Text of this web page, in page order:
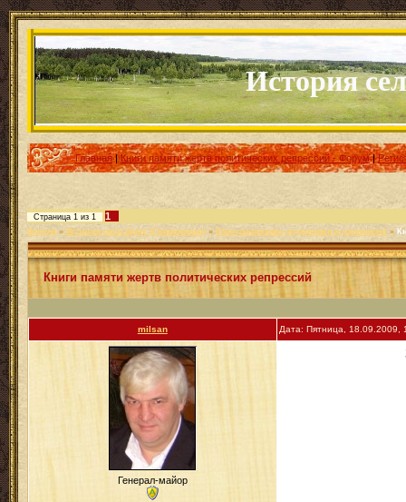
История села
Главная|Книги памяти жертв политических репрессий - Форум|
Страница 1из 1 1
Форум » История села Шукк (Грязноватка) » Раскулачивание,трудармия и репрессии »
Книги памяти жертв политических репрессий
milsan Дата: Пятница,
Генерал-майор